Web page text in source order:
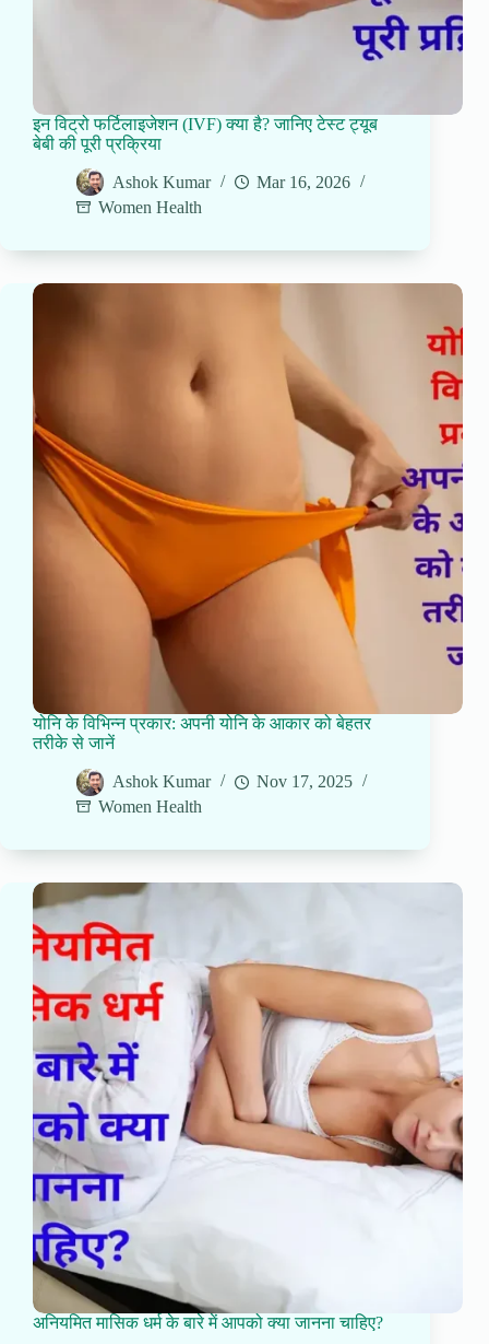
इन विट्रो फर्टिलाइजेशन (IVF) क्या है? जानिए टेस्ट ट्यूब
बेबी की पूरी प्रक्रिया
Ashok Kumar
Mar 16, 2026
Women Health
योनि के विभिन्न प्रकार: अपनी योनि के आकार को बेहतर
तरीके से जानें
Ashok Kumar
Nov 17, 2025
Women Health
अनियमित मासिक धर्म के बारे में आपको क्या जानना चाहिए?